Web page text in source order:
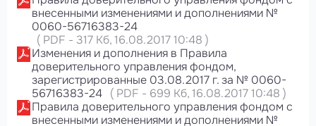
внесенными изменениями и дополнениями №
0060-56716383-24
( PDF - 317 Кб, 16.08.2017 10:48 )
Изменения и дополнения в Правила
доверительного управления фондом,
зарегистрированные 03.08.2017 г. за № 0060-
56716383-24 ( PDF - 699 Кб, 16.08.2017 10:48 )
Правила доверительного управления фондом с
внесенными изменениями и дополнениями №